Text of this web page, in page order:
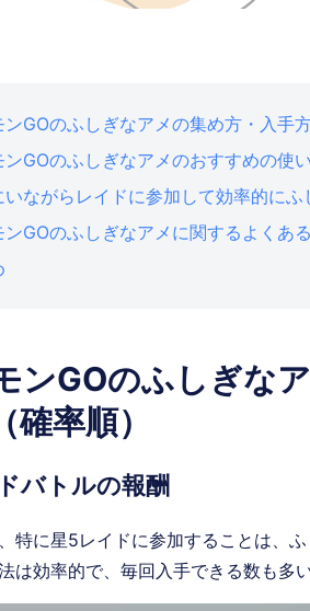
ンGOのふしぎなアメの集め方・入手
ンGOのふしぎなアメのおすすめの使
いながらレイドに参加して効率的に
ンGOのふしぎなアメに関するよくあ
ンGOのふしぎな
確率順）
バトルの報酬
特に星5レイドに参加することは、
は効率的で、毎回入手できる数も多い